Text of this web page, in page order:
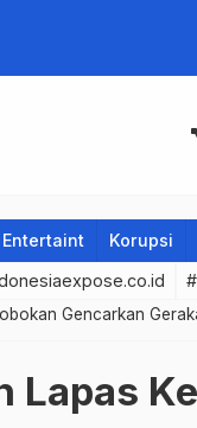
Serentak dan PON
Entertaint Korupsi
Gencarkan
Lapas